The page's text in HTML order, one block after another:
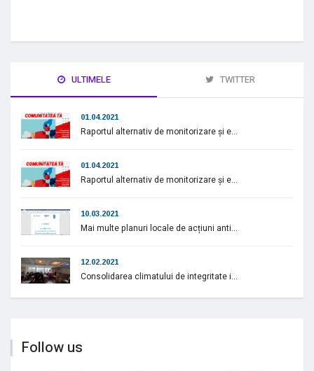
ULTIMELE TWITTER
01.04.2021
Raportul alternativ de monitorizare și e...
01.04.2021
Raportul alternativ de monitorizare și e...
10.03.2021
Mai multe planuri locale de acțiuni anti...
12.02.2021
Consolidarea climatului de integritate i...
Follow us